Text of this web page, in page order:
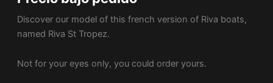
Discover our model of this french version of Riva boats,
named Riva St Tropez.
Not for your eyes only, you could order yours.